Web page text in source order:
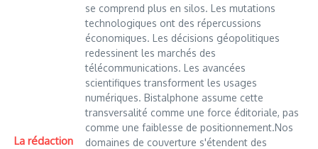
La rédaction
se comprend plus en silos. Les mutations
technologiques ont des répercussions
économiques. Les décisions géopolitiques
redessinent les marchés des
télécommunications. Les avancées
scientifiques transforment les usages
numériques. Bistalphone assume cette
transversalité comme une force éditoriale, pas
comme une faiblesse de positionnement.Nos
domaines de couverture s'étendent des